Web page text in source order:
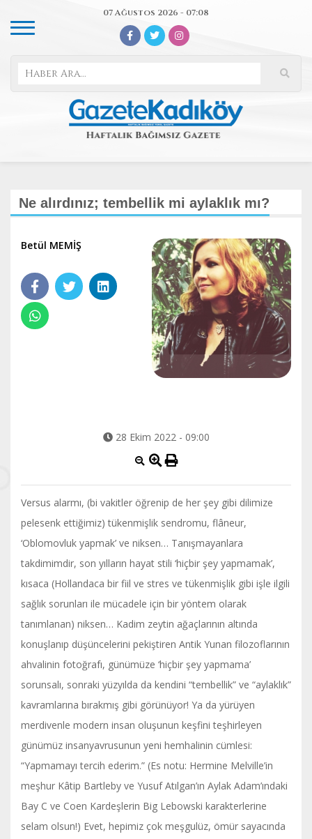
07 Ağustos 2026 - 07:08
Ne alırdınız; tembellik mi aylaklık mı?
Betül MEMİŞ
28 Ekim 2022 - 09:00
Versus alarmı, (bi vakitler öğrenip de her şey gibi dilimize
pelesenk ettiğimiz) tükenmişlik sendromu, flâneur,
‘Oblomovluk yapmak’ ve niksen… Tanışmayanlara
takdimimdir, son yılların hayat stili ‘hiçbir şey yapmamak’,
kısaca (Hollandaca bir fiil ve stres ve tükenmişlik gibi işle ilgili
sağlık sorunları ile mücadele için bir yöntem olarak
tanımlanan) niksen… Kadim zeytin ağaçlarının altında
konuşlanıp düşüncelerini pekiştiren Antik Yunan filozoflarının
ahvalinin fotoğrafı, günümüze ‘hiçbir şey yapmama’
sorunsalı, sonraki yüzyılda da kendini “tembellik” ve “aylaklık”
kavramlarına bırakmış gibi görünüyor! Ya da yürüyen
merdivenle modern insan oluşunun keşfini teşhirleyen
günümüz insanyavrusunun yeni hemhalinin cümlesi:
“Yapmamayı tercih ederim.” (Es notu: Hermine Melville’in
meşhur Kâtip Bartleby ve Yusuf Atılgan’ın Aylak Adam’ındaki
Bay C ve Coen Kardeşlerin Big Lebowski karakterlerine
selam olsun!) Evet, hepimiz çok meşgulüz, ömür sayacında